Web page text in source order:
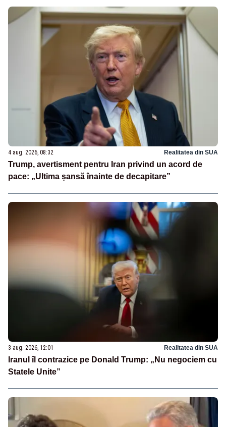
4 aug. 2026, 08:32 Realitatea din SUA
Trump, avertisment pentru Iran privind un acord de
pace: „Ultima șansă înainte de decapitare”
3 aug. 2026, 12:01 Realitatea din SUA
Iranul îl contrazice pe Donald Trump: „Nu negociem cu
Statele Unite”